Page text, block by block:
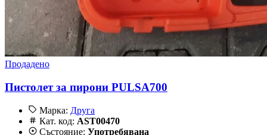
Продадено
Пистолет за пирони PULSA700
Марка: Друга
Кат. код: AST00470
Състояние: Употребявана